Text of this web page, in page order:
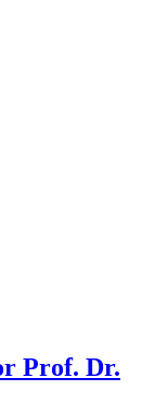
Prof. Dr.